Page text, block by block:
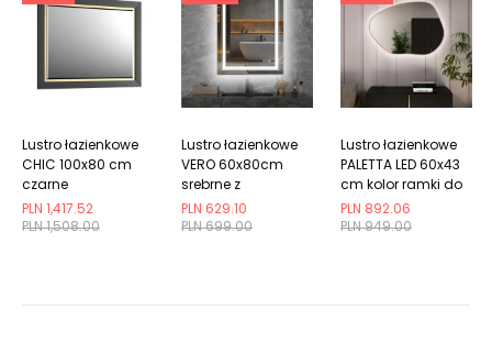
PLN 1,508.00
PLN 1,417.52
Lustro łazienkowe
CHIC 100x80 cm
czarne
półmat/złote
PLN 699.00
PLN 629.10
Lustro łazienkowe
VERO 60x80cm
srebrne z
oświetleniem LED
PLN 949.00
PLN 892.06
Lustro łazienkowe
PALETTA LED 60x43
cm kolor ramki do
wyboru